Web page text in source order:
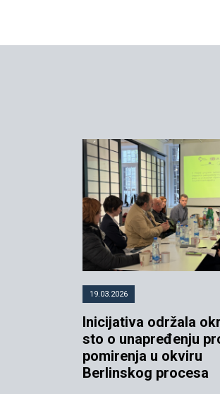
19.03.2026
Inicijativa održala
sto o unapređenju
pomirenja u okviru
Berlinskog procesa